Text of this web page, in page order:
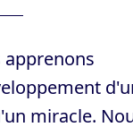
apprenons
miracle.